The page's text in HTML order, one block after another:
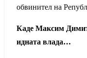
обвинител на
Каде Максим
идната влада…